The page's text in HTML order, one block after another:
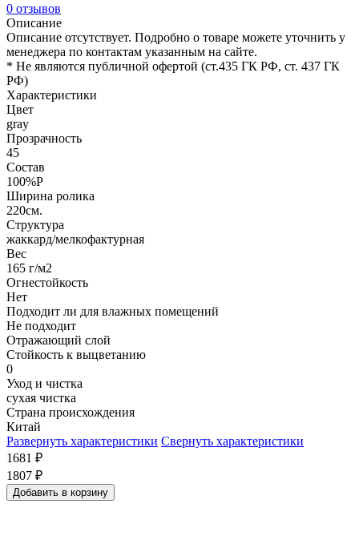
0 отзывов
Описание
Описание отсутствует. Подробно о товаре можете уточнить у
менеджера по контактам указанным на сайте.
* Не являются публичной офертой (ст.435 ГК РФ, cт. 437 ГК
РФ)
Характеристики
Цвет
gray
Прозрачность
45
Состав
100%P
Ширина ролика
220см.
Структура
жаккард/мелкофактурная
Вес
165 г/м2
Огнестойкость
Нет
Подходит ли для влажных помещений
Не подходит
Отражающий слой
Стойкость к выцветанию
0
Уход и чистка
сухая чистка
Страна происхождения
Китай
Развернуть характеристики Свернуть характеристики
1681 ₽
1807 ₽
Добавить в корзину